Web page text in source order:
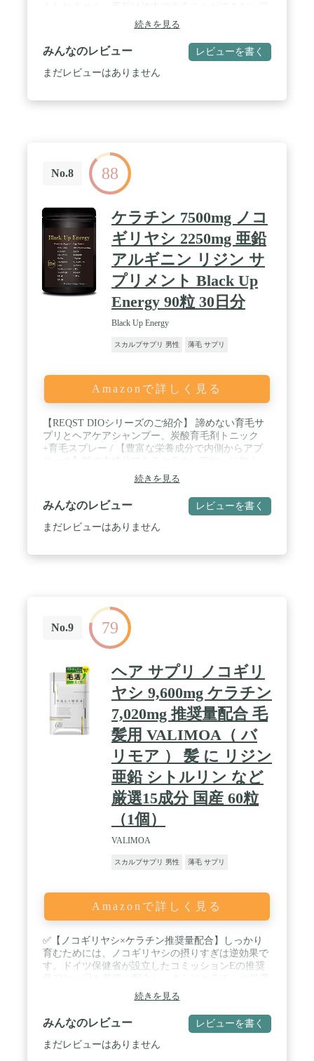
養素なため、積極的に食事で摂取する必要がありま
す。 / 【亜鉛酵母配合！】必要なアミノ酸を豊富に
含み、吸収率の高い亜鉛酵母を配合！ / 【ケラチン
をそのまま摂取！】髪の主成分はケラチンというタ
ンパク質です。※この製品はケラチン加水分解物粉
続きを見る
みんなのレビュー レビューを書く
まだレビューはありません
No.8 88
ケラチン 7500mg ノコ
ギリヤシ 2250mg 亜鉛
アルギニン リジン サ
プリメント Black Up
Energy 90粒 30日分
Black Up Energy
スカルプサプリ 男性 薄毛 サプリ
Amazonで詳しく見る
【REQST DIOシリーズのご紹介】 諦めない育毛サ
プリとヘアケアシャンプー、炭酸育毛剤トニック
+育毛スプレー / 【豊富な栄養成分で内側からアプ
て、ノコギリヤシエキス2250㎎、ミレットエキス、
大豆イソフラボン、亜鉛含有酵母、トマトリコピン
を凝縮して配合しています。 / 【常に若々しくいた
い方におすすめ】髪の抜けが気になる方、極度の緊
張や運動不足の方、日々の忙しい生活の中でなかな
けます。また、GMP認定工場で徹底された品質管理
で製造しています。 / 【お召し上がり方】1日3粒を
目安に、水またはぬるま湯と一緒に噛まずにお召し
上がり下さい。【内容量】90粒
続きを見る
みんなのレビュー レビューを書く
まだレビューはありません
No.9 79
ヘア サプリ ノコギリ
ヤシ 9,600mg ケラチン
7,020mg 推奨量配合 毛
髪用 VALIMOA（ バ
リモア ） 髪 に リジン
亜鉛 シトルリン など
厳選15成分 国産 60粒
（1個）
VALIMOA
スカルプサプリ 男性 薄毛 サプリ
Amazonで詳しく見る
✅【ノコギリヤシ×ケラチン推奨量配合】しっかり
育むためには、ノコギリヤシの摂りすぎは逆効果で
す。ドイツ保健省が設立したコミッションEの推奨
した15種の毛活成分をギュッと凝縮。 / ✅【超臨界
抽出法を採用】配合量だけでなく質にもこだわった
結果、ノコギリヤシ本来のパワーを最大限に引き出
す「超臨界抽出法」を採用。より良いものを摂って
欲しいという思いから、非常に高純度なノコギリヤ
続きを見る
みんなのレビュー レビューを書く
まだレビューはありません